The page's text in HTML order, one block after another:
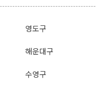
영도구
해운대구
수영구